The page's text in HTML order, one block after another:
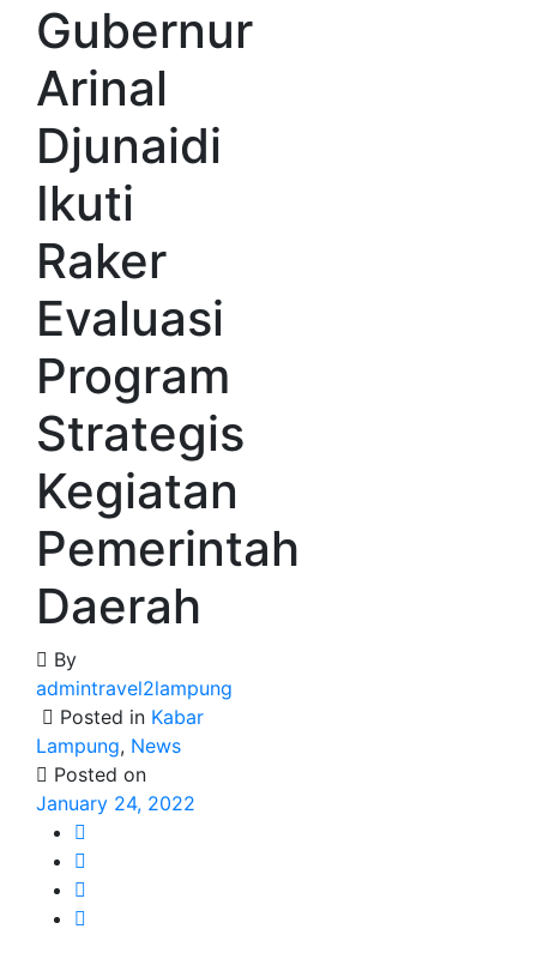
Gubernur
Arinal
Djunaidi
Ikuti
Raker
Evaluasi
Program
Strategis
Kegiatan
Pemerintah
Daerah
By
admintravel2lampung
Posted in Kabar
Lampung, News
Posted on
January 24, 2022